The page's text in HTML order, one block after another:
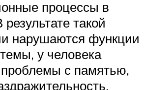
процессы в
такой
нарушаются функции
у человека
с памятью,